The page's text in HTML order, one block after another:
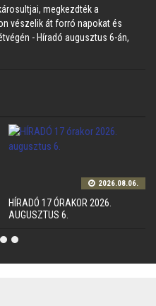
megkezdték a
vészelik át forró napokat és
- Híradó augusztus 6-án,
2026.08.06.
HÍRADÓ 17 ÓRAKOR 2026.
AUGUSZTUS 6.